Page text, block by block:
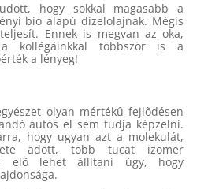
hogy sokkal magasabb a
bio alapú dízelolajnak. Mégis
Ennek is megvan az oka,
kollégáinkkal többször is a
a lényeg!
olyan mértékû fejlõdésen
autós el sem tudja képzelni.
hogy ugyan azt a molekulát,
adott, több tucat izomer
elõ lehet állítani úgy, hogy